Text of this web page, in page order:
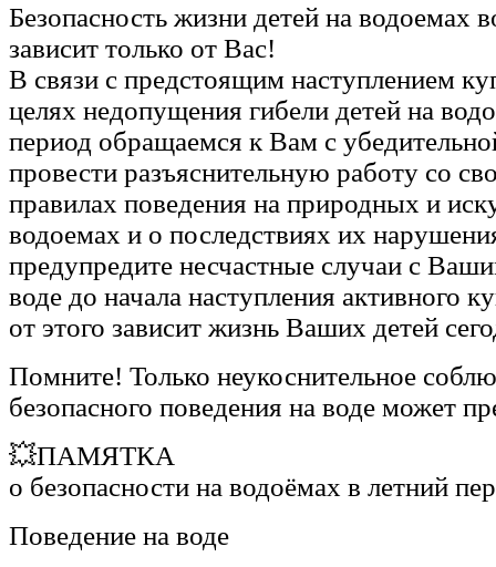
Безопасность жизни детей на водоемах
зависит только от Вас!
В связи с предстоящим наступлением
целях недопущения гибели детей на
период обращаемся к Вам с
провести разъяснительную работу со
правилах поведения на природных и
водоемах и о последствиях их
предупредите несчастные случаи с
воде до начала наступления активного
от этого зависит жизнь Ваших детей
Помните! Только неукоснительное
безопасного поведения на воде может
💥ПАМЯТКА
о безопасности на водоёмах в летний
Поведение на воде